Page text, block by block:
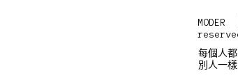
每個人
別人一